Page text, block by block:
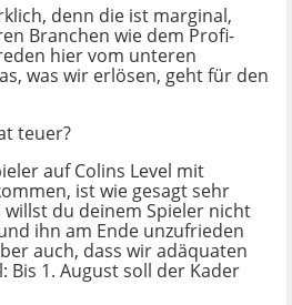
denn die ist marginal,
Branchen wie dem Profi-
hier vom unteren
was wir erlösen, geht für den
teuer?
auf Colins Level mit
ist wie gesagt sehr
du deinem Spieler nicht
ihn am Ende unzufrieden
auch, dass wir adäquaten
Bis 1. August soll der Kader